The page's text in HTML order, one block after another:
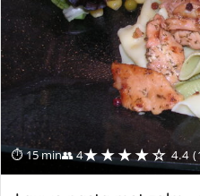
⏱ 15 min👥 4★★★★☆ 4.4